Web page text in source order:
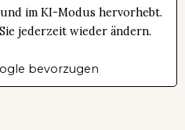
im KI-Modus hervorhebt.
jederzeit wieder ändern.
bevorzugen